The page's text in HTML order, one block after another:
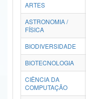
Secretaria de Governo
Advocacia-Geral da União
Banco Central do Brasil
ARTES
ASTRONOMIA /
FÍSICA
BIODIVERSIDADE
BIOTECNOLOGIA
CIÊNCIA DA
COMPUTAÇÃO